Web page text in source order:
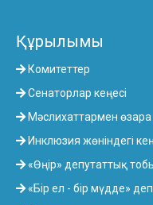
Құрылымы
Комитеттер
Сенаторлар кеңесі
Мәслихаттармен өзара
Инклюзия жөніндегі
«Өңір» депутаттық
«Бір ел - бір мүдде»